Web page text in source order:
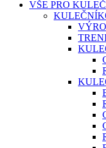
VŠE PRO